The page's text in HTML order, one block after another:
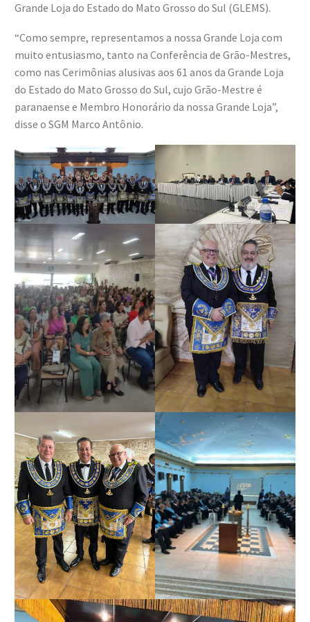
Grande Loja do Estado do Mato Grosso do Sul (GLEMS).
“Como sempre, representamos a nossa Grande Loja com
muito entusiasmo, tanto na Conferência de Grão-Mestres,
como nas Cerimônias alusivas aos 61 anos da Grande Loja
do Estado do Mato Grosso do Sul, cujo Grão-Mestre é
paranaense e Membro Honorário da nossa Grande Loja”,
disse o SGM Marco Antônio.